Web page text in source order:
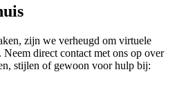
zijn we verheugd om virtuele
direct contact met ons op over
stijlen of gewoon voor hulp bij: